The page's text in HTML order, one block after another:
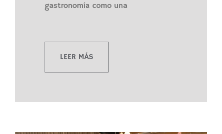
gastronomía como una
LEER MÁS